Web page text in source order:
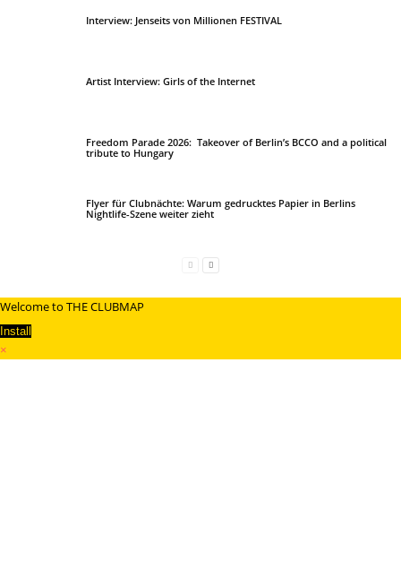
Interview: Jenseits von Millionen FESTIVAL
Artist Interview: Girls of the Internet
Freedom Parade 2026: Takeover of Berlin’s BCCO and a political
tribute to Hungary
Flyer für Clubnächte: Warum gedrucktes Papier in Berlins
Nightlife-Szene weiter zieht
Welcome to THE CLUBMAP
Install
×